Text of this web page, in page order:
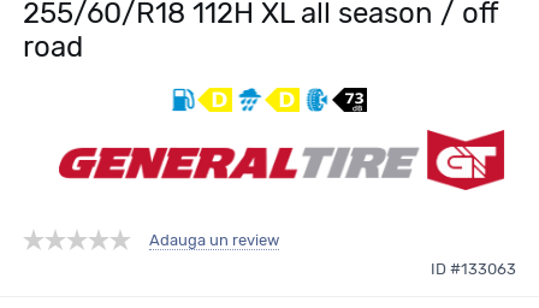
255/60/R18 112H XL all season / off
road
Adauga un review
ID #133063